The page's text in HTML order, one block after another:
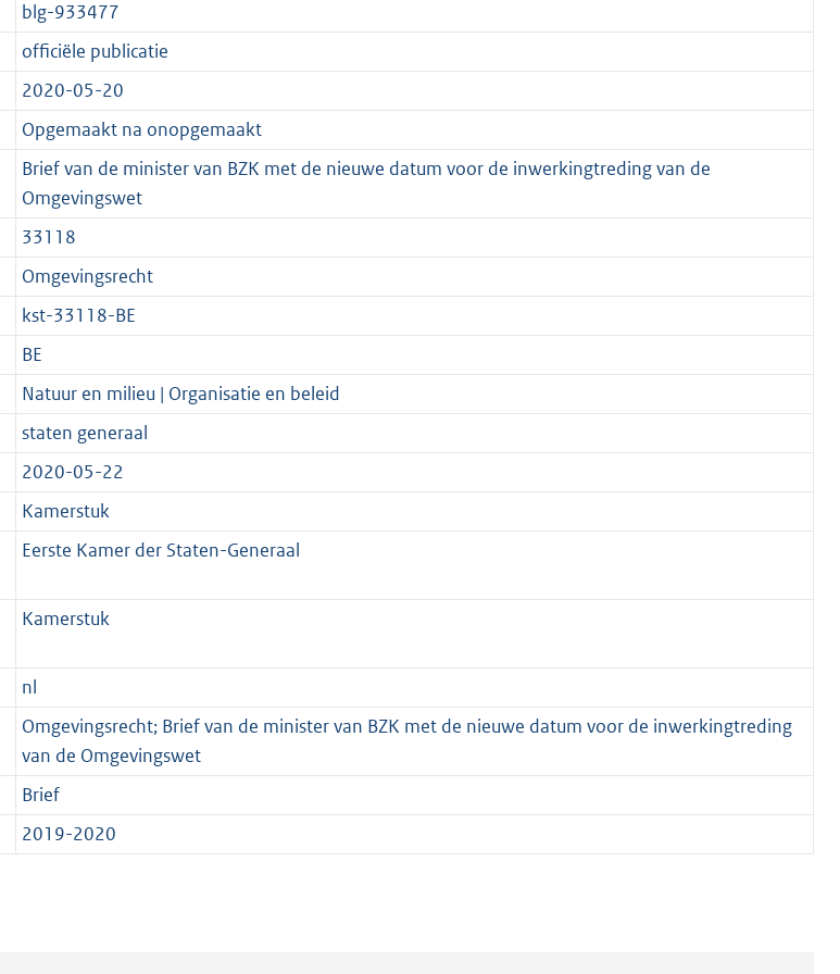
d
s
g
r
o
o
t
e
:
2
b
n
d
g
r
o
o
t
e
:
K
b
blg-933477
officiële publicatie
2020-05-20
Opgemaakt na onopgemaakt
Brief van de minister van BZK met de nieuwe datum voor de inwerkingtreding van de
Omgevingswet
33118
Omgevingsrecht
kst-33118-BE
BE
Natuur en milieu | Organisatie en beleid
staten generaal
2020-05-22
Kamerstuk
Eerste Kamer der Staten-Generaal
Kamerstuk
nl
Omgevingsrecht; Brief van de minister van BZK met de nieuwe datum voor de inwerkingtreding
van de Omgevingswet
Brief
2019-2020